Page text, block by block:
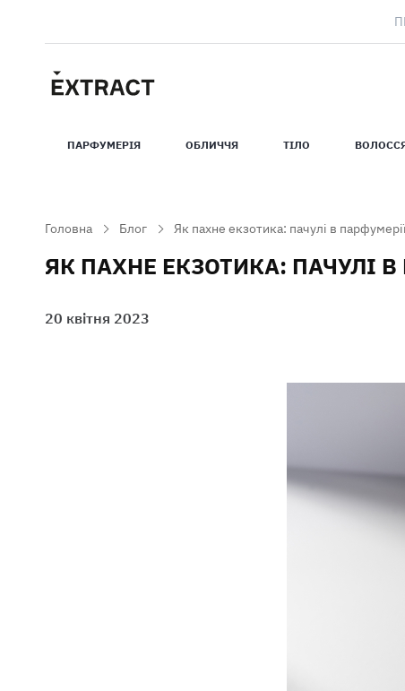
ПАРФУМЕРIЯ ОБЛИЧЧЯ ТIЛО
Головна Блог Як пахне екзотика: пачулі в
ЯК ПАХНЕ ЕКЗОТИКА: ПАЧУЛІ
20 квітня 2023